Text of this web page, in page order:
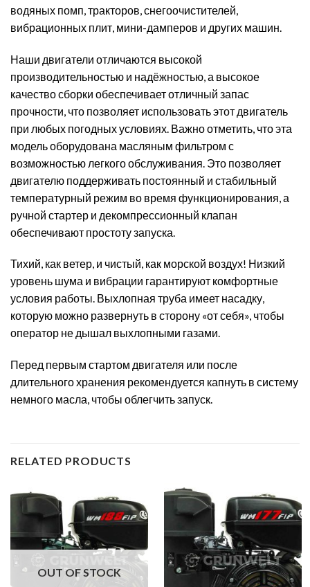
водяных помп, тракторов, снегоочистителей,
вибрационных плит, мини-дамперов и других машин.
Наши двигатели отличаются высокой
производительностью и надёжностью, а высокое
качество сборки обеспечивает отличный запас
прочности, что позволяет использовать этот двигатель
при любых погодных условиях. Важно отметить, что эта
модель оборудована масляным фильтром с
возможностью легкого обслуживания. Это позволяет
двигателю поддерживать постоянный и стабильный
температурный режим во время функционирования, а
ручной стартер и декомпрессионный клапан
обеспечивают простоту запуска.
Тихий, как ветер, и чистый, как морской воздух! Низкий
уровень шума и вибрации гарантируют комфортные
условия работы. Выхлопная труба имеет насадку,
которую можно развернуть в сторону «от себя», чтобы
оператор не дышал выхлопными газами.
Перед первым стартом двигателя или после
длительного хранения рекомендуется капнуть в систему
немного масла, чтобы облегчить запуск.
RELATED PRODUCTS
OUT OF STOCK